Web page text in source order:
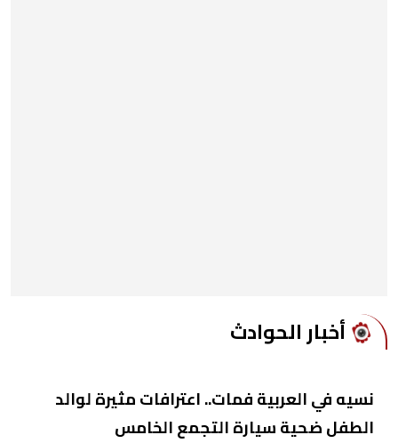
أخبار الحوادث
نسيه في العربية فمات.. اعترافات مثيرة لوالد
الطفل ضحية سيارة التجمع الخامس